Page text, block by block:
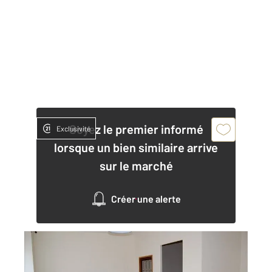
Soyez le premier informé
lorsque un bien similaire arrive
sur le marché
Créer une alerte
Exclusivité